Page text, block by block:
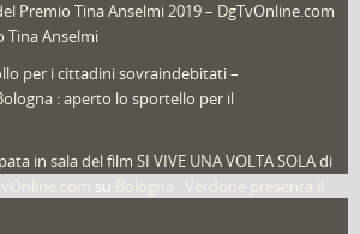
Premio Tina Anselmi 2019 – DgTvOnline.com
Tina Anselmi
per i cittadini sovraindebitati –
: aperto lo sportello per il
in sala del film SI VIVE UNA VOLTA SOLA di
su